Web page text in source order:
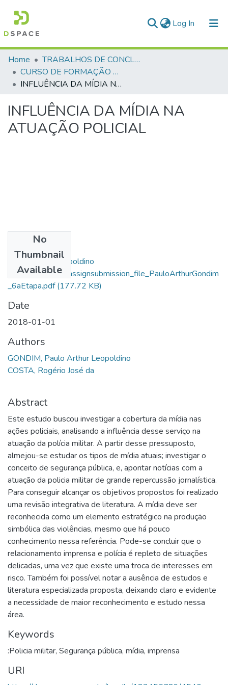
Log In (current)
Communities & Collections
All of DSpace
Home
TRABALHOS DE CONCLUSÃO DE CURSO - CFP (CURSO DE FORMAÇÃO DE PRAÇAS)
CURSO DE FORMAÇÃO DE PRAÇAS - CFP - 2018
INFLUÊNCIA DA MÍDIA NA ATUAÇÃO POLICIAL
INFLUÊNCIA DA MÍDIA NA
ATUAÇÃO POLICIAL
No
Thumbnail
Available
Paulo Arthur Leopoldino
Gondim_14198_assignsubmission_file_PauloArthurGondim
_6aEtapa.pdf(177.72 KB)
Date
2018-01-01
Authors
GONDIM, Paulo Arthur Leopoldino
COSTA, Rogério José da
Abstract
Este estudo buscou investigar a cobertura da mídia nas
ações policiais, analisando a influência desse serviço na
atuação da polícia militar. A partir desse pressuposto,
almejou-se estudar os tipos de mídia atuais; investigar o
conceito de segurança pública, e, apontar notícias com a
atuação da policia militar de grande repercussão jornalística.
Para conseguir alcançar os objetivos propostos foi realizado
uma revisão integrativa de literatura. A mídia deve ser
reconhecida como um elemento estratégico na produção
simbólica das violências, mesmo que há pouco
conhecimento nessa referência. Pode-se concluir que o
relacionamento imprensa e polícia é repleto de situações
delicadas, uma vez que existe uma troca de interesses em
risco. Também foi possível notar a ausência de estudos e
literatura especializada proposta, deixando claro e evidente
a necessidade de maior reconhecimento e estudo nessa
área.
Keywords
:Policia militar, Segurança pública, mídia, imprensa
URI